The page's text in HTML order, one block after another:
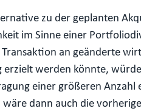
zu der geplanten
im Sinne einer
an geänderte
erzielt werden könnte,
einer größeren
dann auch die